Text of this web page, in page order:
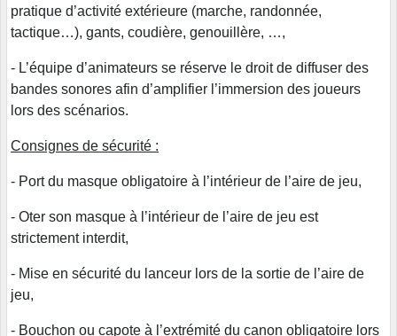
pratique d’activité extérieure (marche, randonnée,
tactique…), gants, coudière, genouillère, …,
- L’équipe d’animateurs se réserve le droit de diffuser des
bandes sonores afin d’amplifier l’immersion des joueurs
lors des scénarios.
Consignes de sécurité :
- Port du masque obligatoire à l’intérieur de l’aire de jeu,
- Oter son masque à l’intérieur de l’aire de jeu est
strictement interdit,
- Mise en sécurité du lanceur lors de la sortie de l’aire de
jeu,
- Bouchon ou capote à l’extrémité du canon obligatoire lors